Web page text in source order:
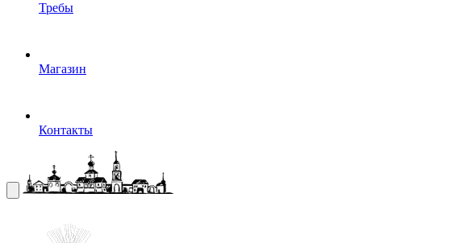
Требы
Магазин
Контакты